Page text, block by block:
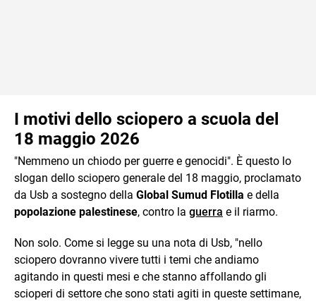
I motivi dello sciopero a scuola del
18 maggio 2026
"Nemmeno un chiodo per guerre e genocidi". È questo lo
slogan dello sciopero generale del 18 maggio, proclamato
da Usb a sostegno della Global Sumud Flotilla e della
popolazione palestinese, contro la guerra e il riarmo.
Non solo. Come si legge su una nota di Usb, "nello
sciopero dovranno vivere tutti i temi che andiamo
agitando in questi mesi e che stanno affollando gli
scioperi di settore che sono stati agiti in queste settimane,